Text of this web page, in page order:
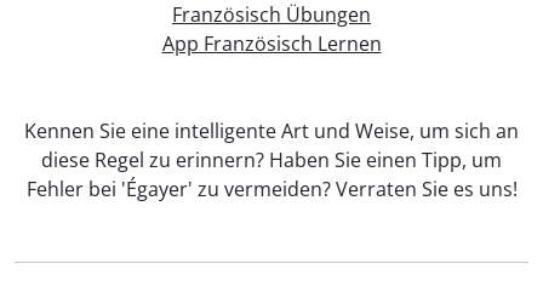
Französisch Übungen
App Französisch Lernen
Kennen Sie eine intelligente Art und Weise, um sich an
diese Regel zu erinnern? Haben Sie einen Tipp, um
Fehler bei 'Égayer' zu vermeiden? Verraten Sie es uns!